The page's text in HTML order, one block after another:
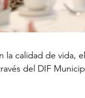
calidad de vida,
del DIF